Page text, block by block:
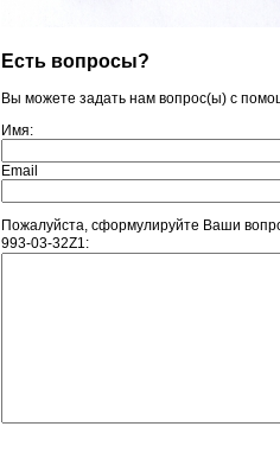
Есть вопросы?
Вы можете задать нам вопрос(ы) с
Имя:
Email
Пожалуйста, сформулируйте Ваши
993-03-32Z1: